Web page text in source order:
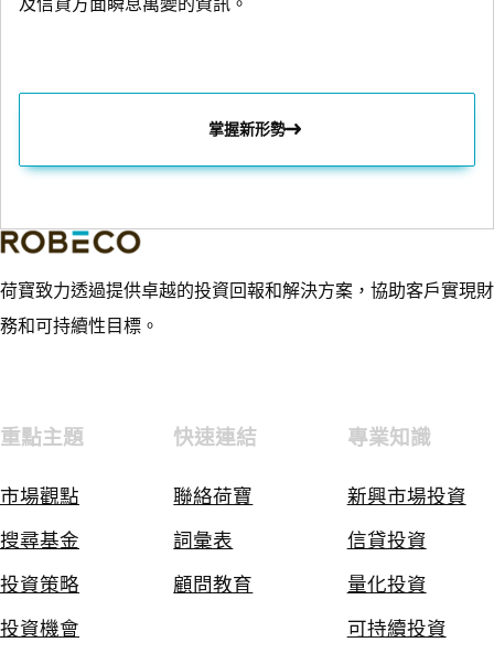
及信貸方面瞬息萬變的資訊。
掌握新形勢
荷寶致力透過提供卓越的投資回報和解決方案，協助客戶實現財
務和可持續性目標。
重點主題
市場觀點
搜尋基金
投資策略
投資機會
快速連結
聯絡荷寶
詞彙表
顧問教育
專業知識
新興市場投資
信貸投資
量化投資
可持續投資